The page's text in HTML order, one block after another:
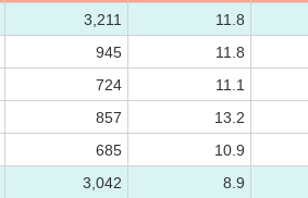
3,211 11.8
945 11.8
724 11.1
857 13.2
685 10.9
3,042 8.9